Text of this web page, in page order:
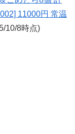
11000円 常温
10/8時点)